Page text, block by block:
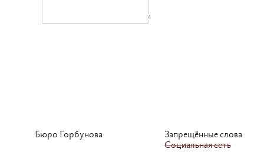
4
Бюро Горбунова
Запрещённые слова
Социальная сеть